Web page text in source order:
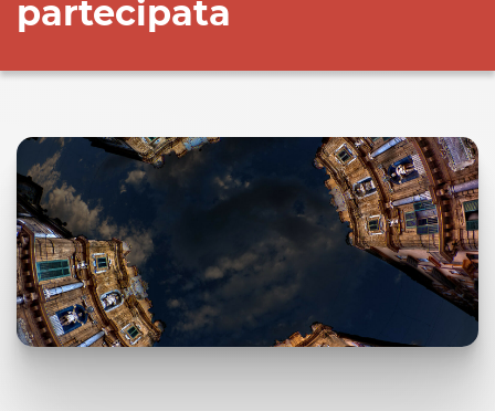
partecipata